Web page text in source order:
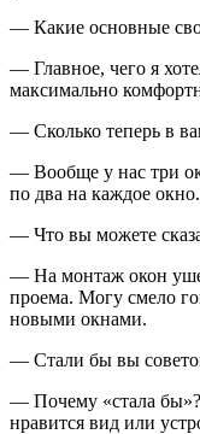
— Какие основные
— Главное, чего я
максимально
— Сколько теперь в
— Вообще у нас три
по два на каждое
— Что вы можете
— На монтаж окон
проема. Могу смело
новыми окнами.
— Стали бы вы
— Почему «стала
нравится вид или